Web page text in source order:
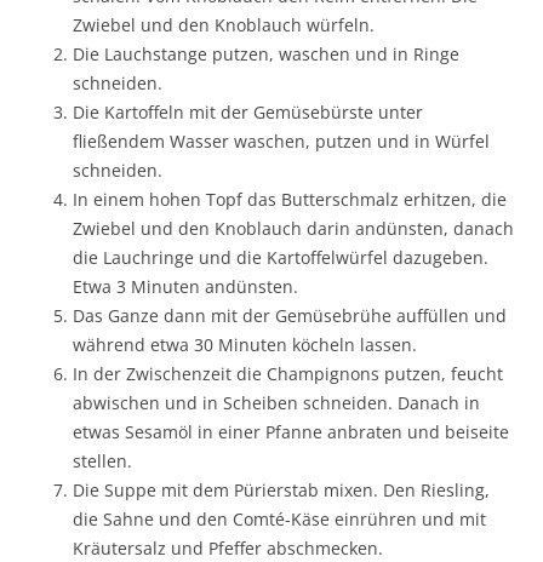
Zwiebel und den Knoblauch würfeln.
Die Lauchstange putzen, waschen und in Ringe
schneiden.
Die Kartoffeln mit der Gemüsebürste unter
fließendem Wasser waschen, putzen und in Würfel
schneiden.
In einem hohen Topf das Butterschmalz erhitzen, die
Zwiebel und den Knoblauch darin andünsten, danach
die Lauchringe und die Kartoffelwürfel dazugeben.
Etwa 3 Minuten andünsten.
Das Ganze dann mit der Gemüsebrühe auffüllen und
während etwa 30 Minuten köcheln lassen.
In der Zwischenzeit die Champignons putzen, feucht
abwischen und in Scheiben schneiden. Danach in
etwas Sesamöl in einer Pfanne anbraten und beiseite
stellen.
Die Suppe mit dem Pürierstab mixen. Den Riesling,
die Sahne und den Comté-Käse einrühren und mit
Kräutersalz und Pfeffer abschmecken.